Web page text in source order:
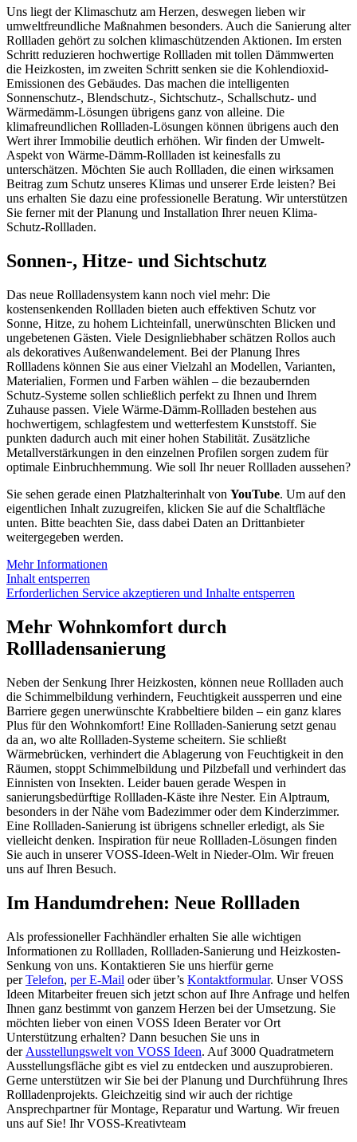
Uns liegt der Klimaschutz am Herzen, deswegen lieben wir
umweltfreundliche Maßnahmen besonders. Auch die Sanierung alter
Rollladen gehört zu solchen klimaschützenden Aktionen. Im ersten
Schritt reduzieren hochwertige Rollladen mit tollen Dämmwerten
die Heizkosten, im zweiten Schritt senken sie die Kohlendioxid-
Emissionen des Gebäudes. Das machen die intelligenten
Sonnenschutz-, Blendschutz-, Sichtschutz-, Schallschutz- und
Wärmedämm-Lösungen übrigens ganz von alleine. Die
klimafreundlichen Rollladen-Lösungen können übrigens auch den
Wert ihrer Immobilie deutlich erhöhen. Wir finden der Umwelt-
Aspekt von Wärme-Dämm-Rollladen ist keinesfalls zu
unterschätzen. Möchten Sie auch Rollladen, die einen wirksamen
Beitrag zum Schutz unseres Klimas und unserer Erde leisten? Bei
uns erhalten Sie dazu eine professionelle Beratung. Wir unterstützen
Sie ferner mit der Planung und Installation Ihrer neuen Klima-
Schutz-Rollladen.
Sonnen-, Hitze- und Sichtschutz
Das neue Rollladensystem kann noch viel mehr: Die
kostensenkenden Rollladen bieten auch effektiven Schutz vor
Sonne, Hitze, zu hohem Lichteinfall, unerwünschten Blicken und
ungebetenen Gästen. Viele Designliebhaber schätzen Rollos auch
als dekoratives Außenwandelement. Bei der Planung Ihres
Rollladens können Sie aus einer Vielzahl an Modellen, Varianten,
Materialien, Formen und Farben wählen – die bezaubernden
Schutz-Systeme sollen schließlich perfekt zu Ihnen und Ihrem
Zuhause passen. Viele Wärme-Dämm-Rollladen bestehen aus
hochwertigem, schlagfestem und wetterfestem Kunststoff. Sie
punkten dadurch auch mit einer hohen Stabilität. Zusätzliche
Metallverstärkungen in den einzelnen Profilen sorgen zudem für
optimale Einbruchhemmung. Wie soll Ihr neuer Rollladen aussehen?
Sie sehen gerade einen Platzhalterinhalt von YouTube. Um auf den
eigentlichen Inhalt zuzugreifen, klicken Sie auf die Schaltfläche
unten. Bitte beachten Sie, dass dabei Daten an Drittanbieter
weitergegeben werden.
Mehr Informationen
Inhalt entsperren
Erforderlichen Service akzeptieren und Inhalte entsperren
Mehr Wohnkomfort durch
Rollladensanierung
Neben der Senkung Ihrer Heizkosten, können neue Rollladen auch
die Schimmelbildung verhindern, Feuchtigkeit aussperren und eine
Barriere gegen unerwünschte Krabbeltiere bilden – ein ganz klares
Plus für den Wohnkomfort! Eine Rollladen-Sanierung setzt genau
da an, wo alte Rollladen-Systeme scheitern. Sie schließt
Wärmebrücken, verhindert die Ablagerung von Feuchtigkeit in den
Räumen, stoppt Schimmelbildung und Pilzbefall und verhindert das
Einnisten von Insekten. Leider bauen gerade Wespen in
sanierungsbedürftige Rollladen-Käste ihre Nester. Ein Alptraum,
besonders in der Nähe vom Badezimmer oder dem Kinderzimmer.
Eine Rollladen-Sanierung ist übrigens schneller erledigt, als Sie
vielleicht denken. Inspiration für neue Rollladen-Lösungen finden
Sie auch in unserer VOSS-Ideen-Welt in Nieder-Olm. Wir freuen
uns auf Ihren Besuch.
Im Handumdrehen: Neue Rollladen
Als professioneller Fachhändler erhalten Sie alle wichtigen
Informationen zu Rollladen, Rollladen-Sanierung und Heizkosten-
Senkung von uns. Kontaktieren Sie uns hierfür gerne
perTelefon, per E-Mail oder über’s Kontaktformular. Unser VOSS
Ideen Mitarbeiter freuen sich jetzt schon auf Ihre Anfrage und helfen
Ihnen ganz bestimmt von ganzem Herzen bei der Umsetzung. Sie
möchten lieber von einen VOSS Ideen Berater vor Ort
Unterstützung erhalten? Dann besuchen Sie uns in
der Ausstellungswelt von VOSS Ideen. Auf 3000 Quadratmetern
Ausstellungsfläche gibt es viel zu entdecken und auszuprobieren.
Gerne unterstützen wir Sie bei der Planung und Durchführung Ihres
Rollladenprojekts. Gleichzeitig sind wir auch der richtige
Ansprechpartner für Montage, Reparatur und Wartung. Wir freuen
uns auf Sie! Ihr VOSS-Kreativteam